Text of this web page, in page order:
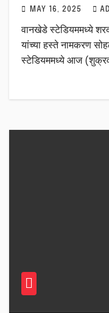
MAY 16, 2025
वानखेडे स्टेडियममध्ये
यांच्या हस्ते नामकरण
स्टेडियममध्ये आज